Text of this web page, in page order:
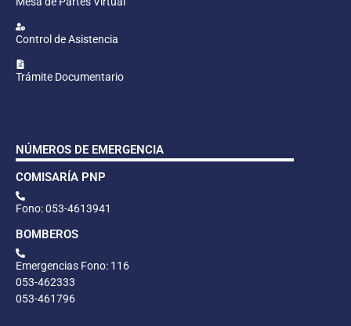
Control de Asistencia
Trámite Documentario
NÚMEROS DE EMERGENCIA
COMISARÍA PNP
Fono: 053-4613941
BOMBEROS
Emergencias Fono: 116
053-462333
053-461796